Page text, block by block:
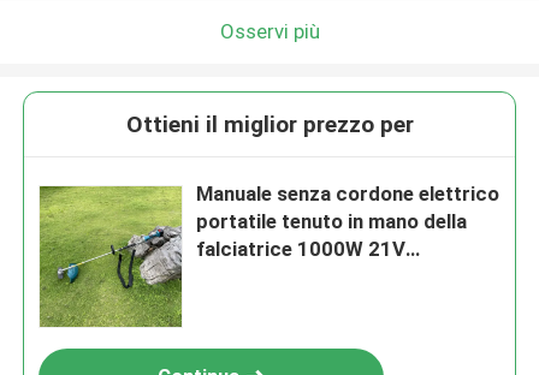
Invia
Osservi più
Ottieni il miglior prezzo per
Manuale senza cordone elettrico
portatile tenuto in mano della
falciatrice 1000W 21V